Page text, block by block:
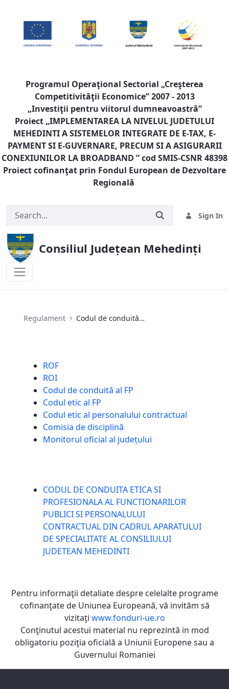
Programul Operaţional Sectorial „Creşterea
Competitivităţii Economice” 2007 - 2013
„Investiţii pentru viitorul dumneavoastră”
Proiect „IMPLEMENTAREA LA NIVELUL JUDETULUI
MEHEDINTI A SISTEMELOR INTEGRATE DE E-TAX, E-
PAYMENT SI E-GUVERNARE, PRECUM SI A ASIGURARII
CONEXIUNILOR LA BROADBAND ” cod SMIS-CSNR 48398
Proiect cofinanţat prin Fondul European de Dezvoltare
Regională
Sign In
Consiliul Județean Mehedinți
Regulament Codul de conduită al FP
ROF
ROI
Codul de conduită al FP
Codul etic al FP
Codul etic al personalului contractual
Comisia de disciplină
Monitorul oficial al județului
CODUL DE CONDUITA ETICA SI
PROFESIONALA AL FUNCTIONARILOR
PUBLICI SI PERSONALULUI
CONTRACTUAL DIN CADRUL APARATULUI
DE SPECIALITATE AL CONSILIULUI
JUDETEAN MEHEDINTI
Pentru informaţii detaliate despre celelalte programe
cofinanţate de Uniunea Europeană, vă invităm să
vizitaţi www.fonduri-ue.ro
Conţinutul acestui material nu reprezintă in mod
obligatoriu poziţia oficială a Uniunii Europene sau a
Guvernului Romaniei